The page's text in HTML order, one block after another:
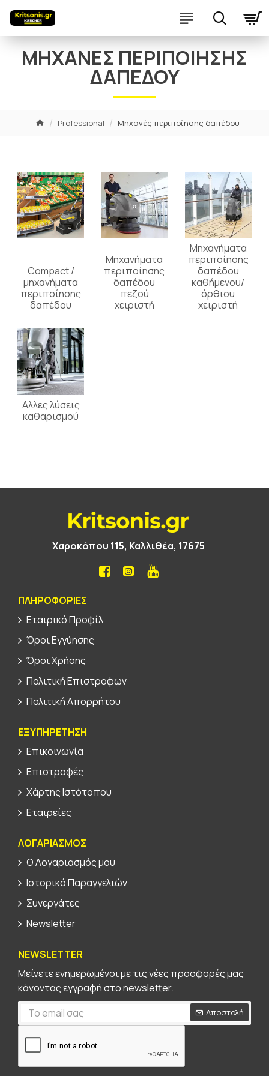
Professional Μηχανές περιποίησης δαπέδου
ΜΗΧΑΝΈΣ ΠΕΡΙΠΟΊΗΣΗΣ
ΔΑΠΈΔΟΥ
Compact /
μηχανήματα
περιποίησης
δαπέδου
Μηχανήματα
περιποίησης
δαπέδου
πεζού
χειριστή
Μηχανήματα
περιποίησης
δαπέδου
καθήμενου/
όρθιου
χειριστή
Αλλες λύσεις
καθαρισμού
Χαροκόπου 115, Καλλιθέα, 17675
ΠΛΗΡΟΦΟΡΊΕΣ
Εταιρικό Προφίλ
Όροι Εγγύησης
Όροι Χρήσης
Πολιτική Επιστροφων
Πολιτική Απορρήτου
ΕΞΥΠΗΡΕΤΗΣΗ
Επικοινωνία
Επιστροφές
Χάρτης Ιστότοπου
Εταιρείες
ΛΟΓΑΡΙΑΣΜΟΣ
Ο Λογαριασμός μου
Ιστορικό Παραγγελιών
Συνεργάτες
Newsletter
NEWSLETTER
Μείνετε ενημερωμένοι με τις νέες προσφορές μας
κάνοντας εγγραφή στο newsletter.
Αποστολή